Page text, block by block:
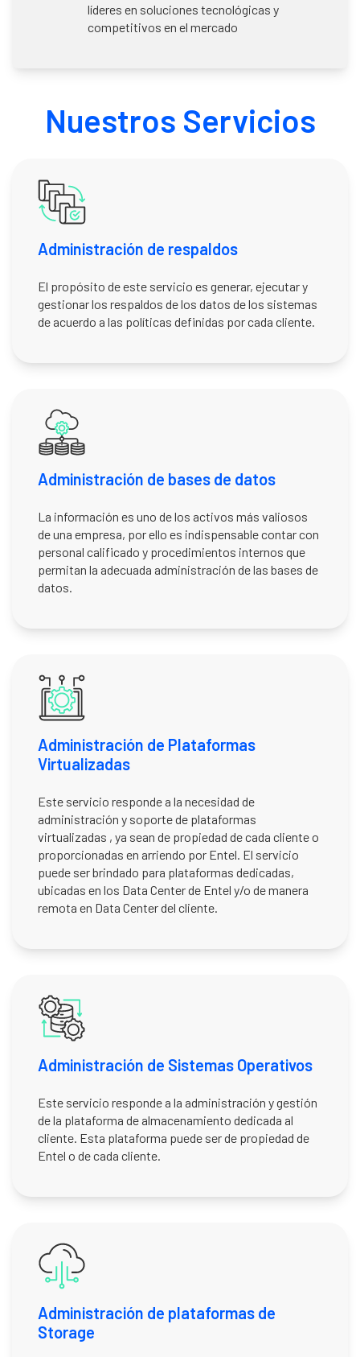
líderes en soluciones tecnológicas y
competitivos en el mercado
Nuestros Servicios
Administración de respaldos
El propósito de este servicio es generar, ejecutar y
gestionar los respaldos de los datos de los sistemas
de acuerdo a las políticas definidas por cada cliente.
Administración de bases de datos
La información es uno de los activos más valiosos
de una empresa, por ello es indispensable contar con
personal calificado y procedimientos internos que
permitan la adecuada administración de las bases de
datos.
Administración de Plataformas
Virtualizadas
Este servicio responde a la necesidad de
administración y soporte de plataformas
virtualizadas , ya sean de propiedad de cada cliente o
proporcionadas en arriendo por Entel. El servicio
puede ser brindado para plataformas dedicadas,
ubicadas en los Data Center de Entel y/o de manera
remota en Data Center del cliente.
Administración de Sistemas Operativos
Este servicio responde a la administración y gestión
de la plataforma de almacenamiento dedicada al
cliente. Esta plataforma puede ser de propiedad de
Entel o de cada cliente.
Administración de plataformas de
Storage